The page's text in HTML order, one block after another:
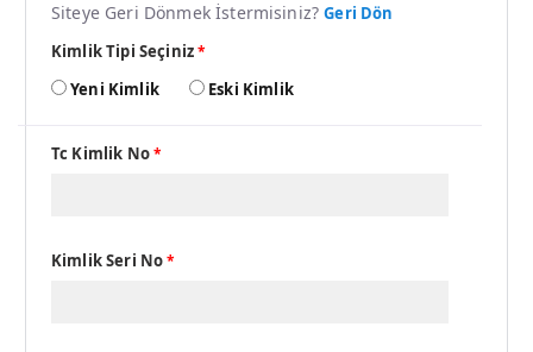
Siteye Geri Dönmek İstermisiniz?Geri Dön
Kimlik Tipi Seçiniz*
Yeni Kimlik Eski Kimlik
Tc Kimlik No*
Kimlik Seri No*